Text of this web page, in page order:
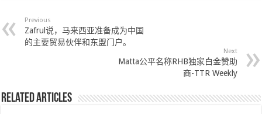
Previous
Zafrul说，马来西亚准备成为中国
的主要贸易伙伴和东盟门户。
Next
Matta公平名称RHB独家白金赞助
商-TTR Weekly
Related Articles